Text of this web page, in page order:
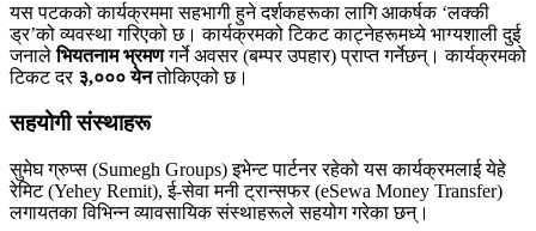
यस पटकको कार्यक्रममा सहभागी हुने दर्शकहरूका लागि आकर्षक ‘लक्की
ड्र’को व्यवस्था गरिएको छ। कार्यक्रमको टिकट काट्नेहरूमध्ये भाग्यशाली दुई
जनालेभियतनाम भ्रमणगर्ने अवसर (बम्पर उपहार) प्राप्त गर्नेछन्। कार्यक्रमको
टिकट दर ३,००० येनतोकिएको छ।
सहयोगी संस्थाहरू
सुमेघ ग्रुप्स (Sumegh Groups) इभेन्ट पार्टनर रहेको यस कार्यक्रमलाई येहे
रेमिट (Yehey Remit), ई-सेवा मनी ट्रान्सफर (eSewa Money Transfer)
लगायतका विभिन्न व्यावसायिक संस्थाहरूले सहयोग गरेका छन्।